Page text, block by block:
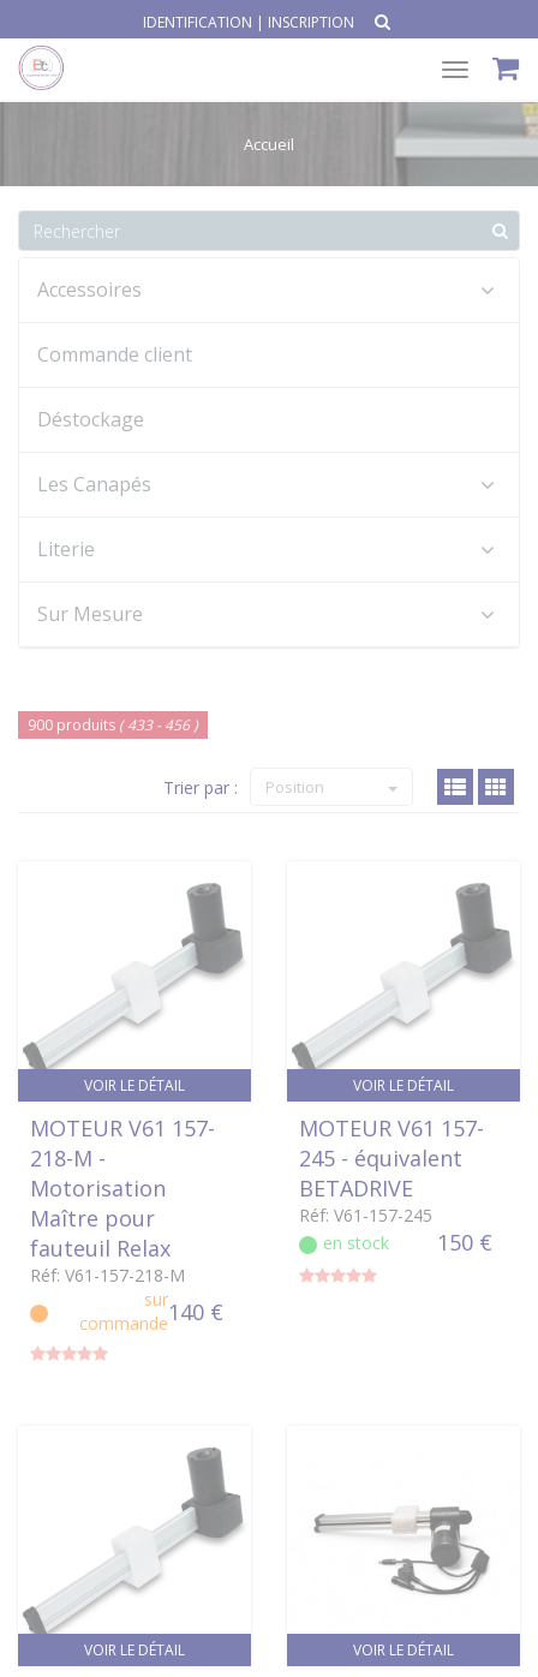
IDENTIFICATION | INSCRIPTION
Toggle
Accueil
Accessoires
Commande client
Déstockage
Les Canapés
Literie
Sur Mesure
900 produits ( 433 - 456 )
Trier par : Position
VOIR LE DÉTAIL
MOTEUR V61 157-
218-M -
Motorisation
Maître pour
fauteuil Relax
Réf: V61-157-218-M
sur
commande140 €
VOIR LE DÉTAIL
MOTEUR V61 157-
245 - équivalent
BETADRIVE
Réf: V61-157-245
en stock
150 €
VOIR LE DÉTAIL VOIR LE DÉTAIL